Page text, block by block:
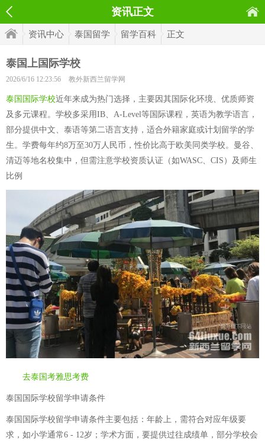
资讯正文
资讯中心 泰国留学 留学百科 正文
泰国上国际学校
2026/6/16 12:23:56 教外新西兰留学网
泰国国际学校近年来成为热门选择，主要因其国际化环境、优质师资
及多元课程。学校多采用IB、A-Level等国际课程，英语为教学语言，
部分提供中文、泰语等第二语言支持，适合外籍家庭或计划留学的学
生。学费每年约8万至30万人民币，性价比高于欧美同类学校。曼谷、
清迈等地名校集中，但需注意学校资质认证（如WASC、CIS）及师生
比例
去泰国考雅思考费
泰国国际学校留学申请条件
泰国国际学校留学申请条件主要包括：年龄上，需符合对应年级要
求，如小学通常6 - 12岁；学术方面，要提供过往成绩单，部分学校会